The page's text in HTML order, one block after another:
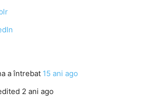
a întrebat 15 ani ago
2 ani ago